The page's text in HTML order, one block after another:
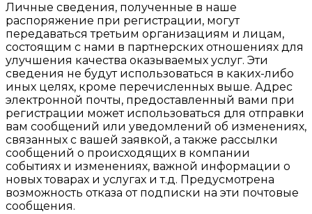
Личные сведения, полученные в наше
распоряжение при регистрации, могут
передаваться третьим организациям и лицам,
состоящим с нами в партнерских отношениях для
улучшения качества оказываемых услуг. Эти
сведения не будут использоваться в каких-либо
иных целях, кроме перечисленных выше. Адрес
электронной почты, предоставленный вами при
регистрации может использоваться для отправки
вам сообщений или уведомлений об изменениях,
связанных с вашей заявкой, а также рассылки
сообщений о происходящих в компании
событиях и изменениях, важной информации о
новых товарах и услугах и т.д. Предусмотрена
возможность отказа от подписки на эти почтовые
сообщения.